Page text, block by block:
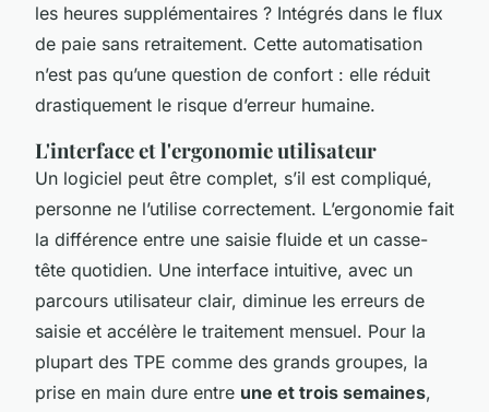
les heures supplémentaires ? Intégrés dans le flux
de paie sans retraitement. Cette automatisation
n’est pas qu’une question de confort : elle réduit
drastiquement le risque d’erreur humaine.
L'interface et l'ergonomie utilisateur
Un logiciel peut être complet, s’il est compliqué,
personne ne l’utilise correctement. L’ergonomie fait
la différence entre une saisie fluide et un casse-
tête quotidien. Une interface intuitive, avec un
parcours utilisateur clair, diminue les erreurs de
saisie et accélère le traitement mensuel. Pour la
plupart des TPE comme des grands groupes, la
prise en main dure entre une et trois semaines,